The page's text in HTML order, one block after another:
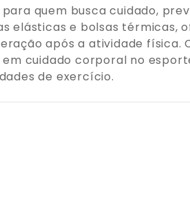
quem busca cuidado,
elásticas e bolsas térmicas,
após a atividade física.
cuidado corporal no
de exercício.